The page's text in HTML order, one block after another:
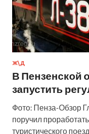
Ж\Д
В Пензенской
запустить
Фото: Пенза-Обзор
поручил
туристического